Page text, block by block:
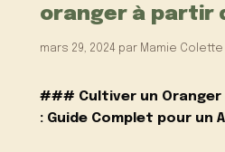
oranger à partir
mars 29, 2024 par Mamie
### Cultiver un Oranger
: Guide Complet pour un